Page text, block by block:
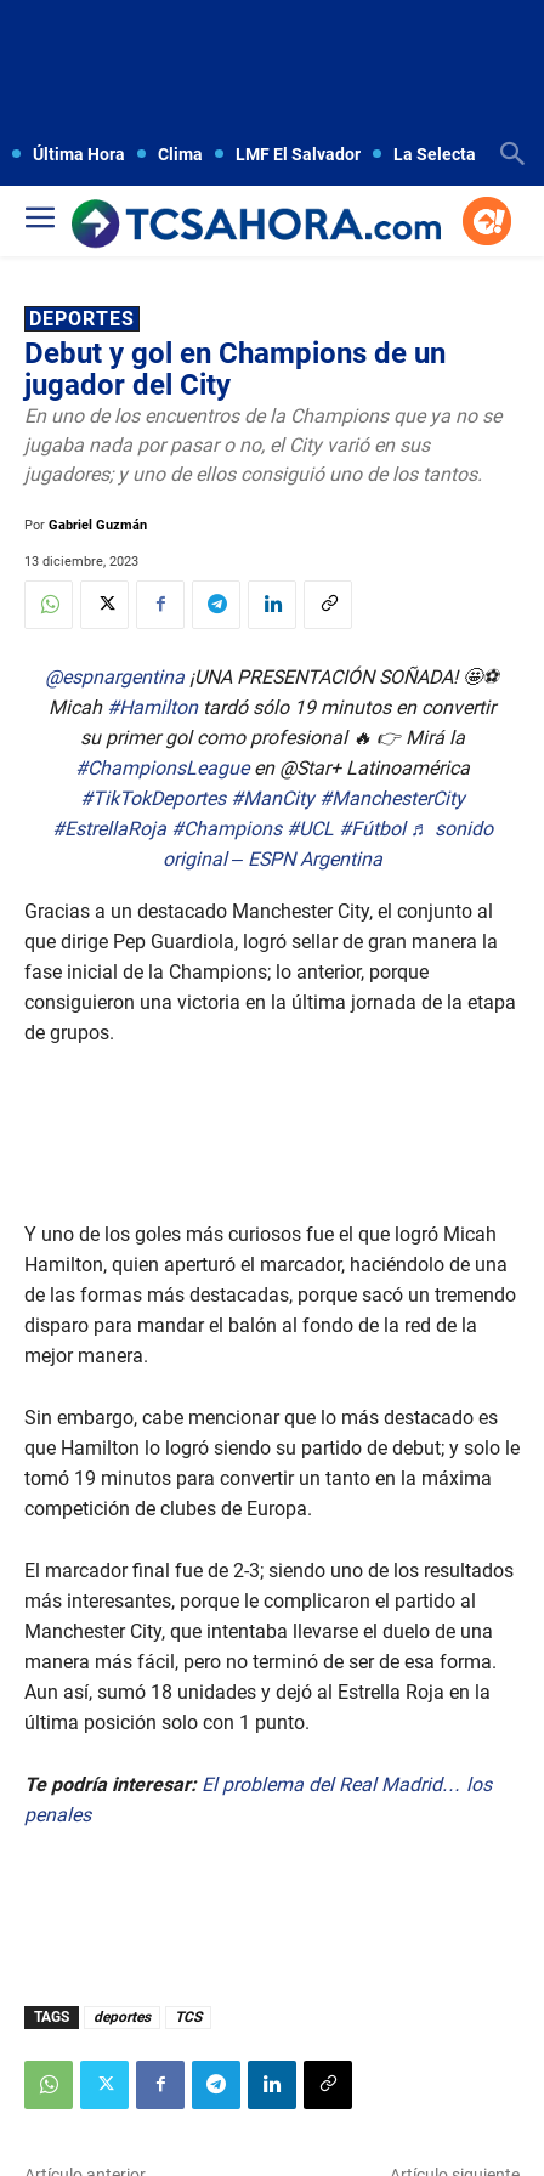
Última Hora Clima LMF El Salvador La Selecta
DEPORTES
Debut y gol en Champions de un
jugador del City
En uno de los encuentros de la Champions que ya no se
jugaba nada por pasar o no, el City varió en sus
jugadores; y uno de ellos consiguió uno de los tantos.
Por Gabriel Guzmán
13 diciembre, 2023
@espnargentina ¡UNA PRESENTACIÓN SOÑADA! 🤩⚽️
Micah #Hamiltontardó sólo 19 minutos en convertir
su primer gol como profesional 🔥 👉 Mirá la
#ChampionsLeagueen @Star+ Latinoamérica
#TikTokDeportes #ManCity #ManchesterCity
#EstrellaRoja #Champions #UCL #Fútbol ♬ sonido
original – ESPN Argentina
Gracias a un destacado Manchester City, el conjunto al
que dirige Pep Guardiola, logró sellar de gran manera la
fase inicial de la Champions; lo anterior, porque
consiguieron una victoria en la última jornada de la etapa
de grupos.
Y uno de los goles más curiosos fue el que logró Micah
Hamilton, quien aperturó el marcador, haciéndolo de una
de las formas más destacadas, porque sacó un tremendo
disparo para mandar el balón al fondo de la red de la
mejor manera.
Sin embargo, cabe mencionar que lo más destacado es
que Hamilton lo logró siendo su partido de debut; y solo le
tomó 19 minutos para convertir un tanto en la máxima
competición de clubes de Europa.
El marcador final fue de 2-3; siendo uno de los resultados
más interesantes, porque le complicaron el partido al
Manchester City, que intentaba llevarse el duelo de una
manera más fácil, pero no terminó de ser de esa forma.
Aun así, sumó 18 unidades y dejó al Estrella Roja en la
última posición solo con 1 punto.
Te podría interesar: El problema del Real Madrid… los
penales
TAGS deportes TCS